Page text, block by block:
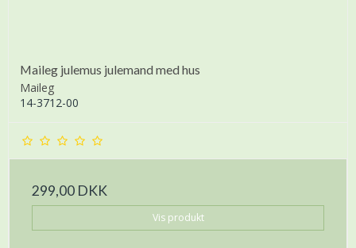
Maileg julemus julemand med hus
Maileg
14-3712-00
299,00 DKK
Vis produkt